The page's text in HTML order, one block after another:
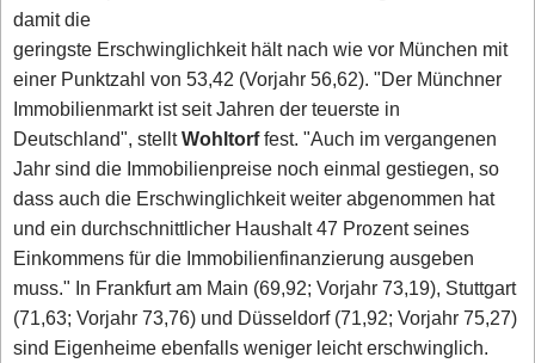
damit die
geringste Erschwinglichkeit hält nach wie vor München mit
einer Punktzahl von 53,42 (Vorjahr 56,62). "Der Münchner
Immobilienmarkt ist seit Jahren der teuerste in
Deutschland", stelltWohltorffest. "Auch im vergangenen
Jahr sind die Immobilienpreise noch einmal gestiegen, so
dass auch die Erschwinglichkeit weiter abgenommen hat
und ein durchschnittlicher Haushalt 47 Prozent seines
Einkommens für die Immobilienfinanzierung ausgeben
muss." In Frankfurt am Main (69,92; Vorjahr 73,19), Stuttgart
(71,63; Vorjahr 73,76) und Düsseldorf (71,92; Vorjahr 75,27)
sind Eigenheime ebenfalls weniger leicht erschwinglich.